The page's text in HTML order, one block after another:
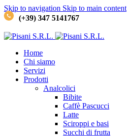
Skip to navigation Skip to main content
(+39) 347 5141767
Home
Chi siamo
Servizi
Prodotti
Analcolici
Bibite
Caffè Pascucci
Latte
Sciroppi e basi
Succhi di frutta